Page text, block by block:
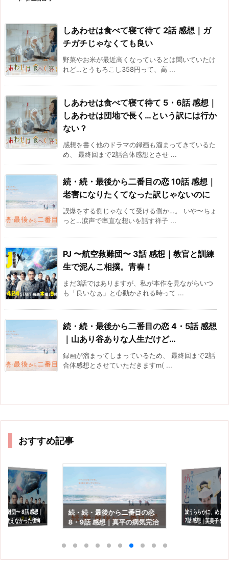
しあわせは食べて寝て待て 2話 感想｜ガ
チガチじゃなくても良い
野菜やお米が最近高くなっているとは聞いていたけ
れど…とうもろこし358円って、高 ...
しあわせは食べて寝て待て 5・6話 感想｜
しあわせは団地で長く…という訳には行か
ない？
感想を書く他のドラマの録画も溜まってきているた
め、 最終回まで2話合体感想とさせ ...
続・続・最後から二番目の恋 10話 感想｜
老害になりたくてなった訳じゃないのに
誤爆をする側じゃなくて受ける側か…。 いや〜ちょ
っと…涙声で率直な想いを話す祥子 ...
PJ 〜航空救難団〜 3話 感想｜教官と訓練
生で泥んこ相撲。青春！
まだ3話ではありますが、私が本作を見ながらいつ
も「良いなぁ」と心動かされる時って ...
続・続・最後から二番目の恋 4・5話 感想
｜山あり谷ありな人生だけど…
録画が溜まってしまっているため、 最終回まで2話
合体感想とさせていただきますm( ...
おすすめ記事
難団〜 8話 感想｜
救えなかった後悔
続・続・最後から二番目の恋
8・9話 感想｜真平の病気完治
波うららかに、めお
7話 感想｜芙美子＆
きてからますます楽